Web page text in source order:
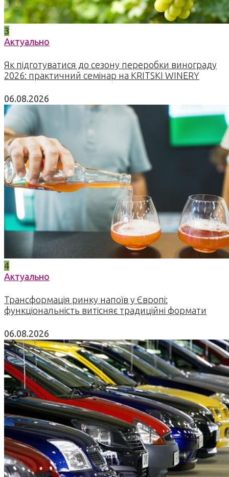
3
Актуально
Як підготуватися до сезону переробки винограду
2026: практичний семінар на KRITSKI WINERY
06.08.2026
4
Актуально
Трансформація ринку напоїв у Європі:
функціональність витісняє традиційні формати
06.08.2026